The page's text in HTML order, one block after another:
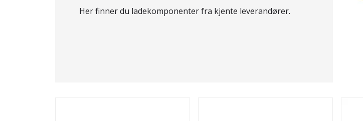
Her finner du ladekomponenter fra kjente leverandører.